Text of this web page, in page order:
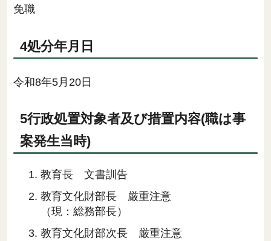
免職
4処分年月日
令和8年5月20日
5行政処置対象者及び措置内容(職は事
案発生当時)
教育長 文書訓告
教育文化財部長 厳重注意
（現：総務部長）
教育文化財部次長 厳重注意